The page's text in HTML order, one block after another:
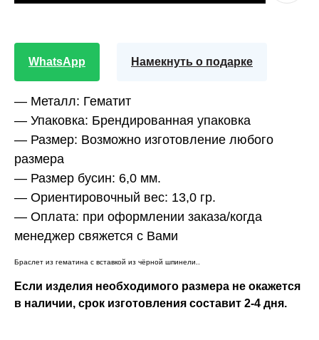
WhatsApp Намекнуть о подарке
— Металл: Гематит
— Упаковка: Брендированная упаковка
— Размер: Возможно изготовление любого
размера
— Размер бусин: 6,0 мм.
— Ориентировочный вес: 13,0 гр.
— Оплата: при оформлении заказа/когда
менеджер свяжется с Вами
Браслет из гематина с вставкой из чёрной шпинели..
Если изделия необходимого размера не окажется
в наличии, срок изготовления составит 2-4 дня.